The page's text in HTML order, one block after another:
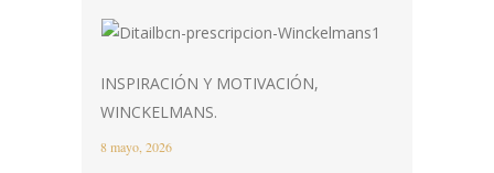
INSPIRACIÓN Y MOTIVACIÓN,
WINCKELMANS.
8 mayo, 2026